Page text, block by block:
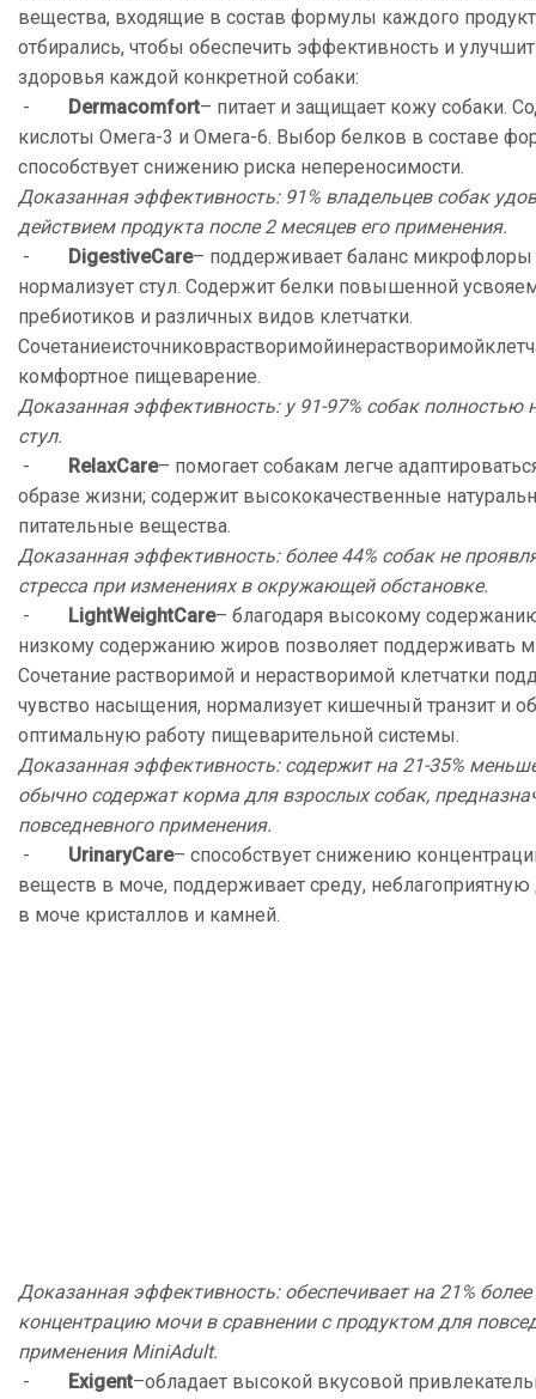
вещества, входящие в состав формулы каждого
отбирались, чтобы обеспечить эффективность и
здоровья каждой конкретной собаки:
- Dermacomfort– питает и защищает кожу собаки.
кислоты Омега-3 и Омега-6. Выбор белков в составе
способствует снижению риска непереносимости.
Доказанная эффективность: 91% владельцев собак
действием продукта после 2 месяцев его применения.
- DigestiveCare– поддерживает баланс
нормализует стул. Содержит белки повышенной
пребиотиков и различных видов клетчатки.
комфортное пищеварение.
Доказанная эффективность: у 91-97% собак полностью
стул.
- RelaxCare– помогает собакам легче
образе жизни; содержит высококачественные
питательные вещества.
Доказанная эффективность: более 44% собак не
стресса при изменениях в окружающей обстановке.
- LightWeightCare– благодаря высокому
низкому содержанию жиров позволяет поддерживать
Сочетание растворимой и нерастворимой клетчатки
чувство насыщения, нормализует кишечный транзит и
оптимальную работу пищеварительной системы.
Доказанная эффективность: содержит на 21-35%
обычно содержат корма для взрослых собак,
повседневного применения.
- UrinaryCare– способствует снижению
веществ в моче, поддерживает среду, неблагоприятную
в моче кристаллов и камней.
Доказанная эффективность: обеспечивает на 21%
концентрацию мочи в сравнении с продуктом для
применения MiniAdult.
- Exigent–обладает высокой вкусовой